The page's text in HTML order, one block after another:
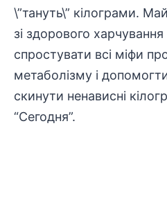
\”тануть\” кілограми.
зі здорового
спростувати всі міфи
метаболізму і
скинути ненависні
“Сегодня”.